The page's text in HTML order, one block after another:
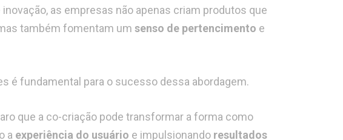
as empresas não apenas criam produtos que
também fomentam um senso de pertencimento e
é fundamental para o sucesso dessa abordagem.
que a co-criação pode transformar a forma como
a experiência do usuário e impulsionando resultados